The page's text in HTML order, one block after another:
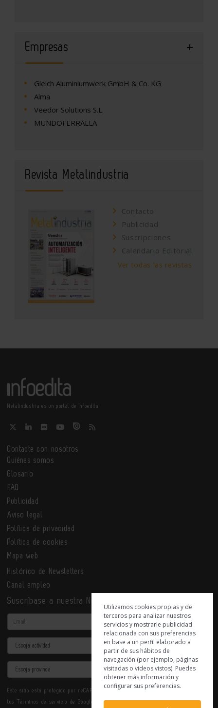
Empresas
Gleich Aluminiumwerk GmbH & Co. KG
Alma
Veedor Solutions S.L.
MUNDOFERRALLA
Revista Metalindustria
Contacto
Publicidad
Suscripciones
Calendario Editorial
Ver todas las revistas
Metalindustria es un portal de Infoedita
Contacte con nosotros
Quiénes somos
Glosario
FAQ
Publicidad
Aviso legal
Política de privacidad
Política de cookies
Mapa web
Histórico de Newsletters
Canal empleo
Suscríbase a nuestra Newsletter
Email
Actividad
Provincia
Este sitio está protegido por reCAPTCHA y se aplican la
los Términos de servicio de Google.
Utilizamos cookies propias y de
terceros para analizar nuestros
servicios y mostrarle publicidad
relacionada con sus preferencias
en base a un perfil elaborado a
partir de sus hábitos de
navegación (por ejemplo, páginas
visitadas o videos vistos). Puedes
obtener más información y
configurar sus preferencias.